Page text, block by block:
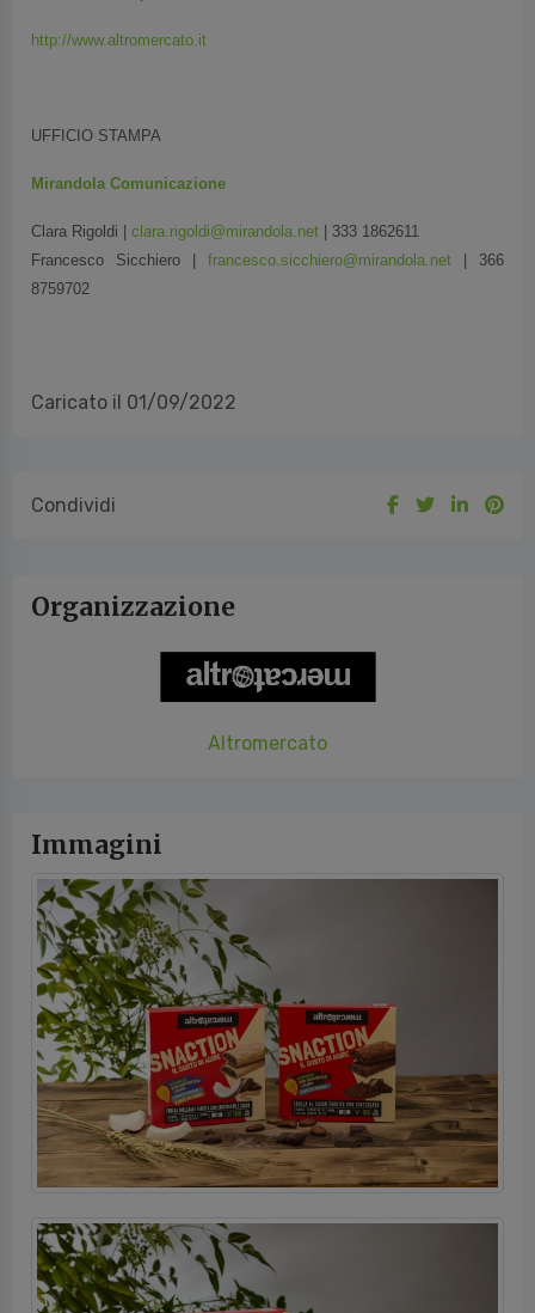
http://www.altromercato.it
UFFICIO STAMPA
Mirandola Comunicazione
Clara Rigoldi | clara.rigoldi@mirandola.net
| 333 1862611
Francesco Sicchiero | francesco.sicchiero@mirandola.net | 366
8759702
Caricato il 01/09/2022
Condividi
Organizzazione
Altromercato
Immagini